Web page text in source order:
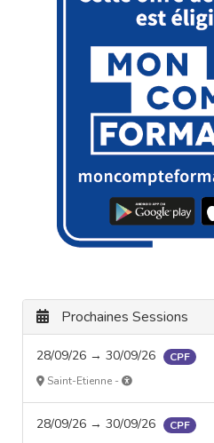
Prochaines Sessions
28/09/26 → 30/09/26
CPF
Saint-Etienne -
28/09/26 → 30/09/26
CPF